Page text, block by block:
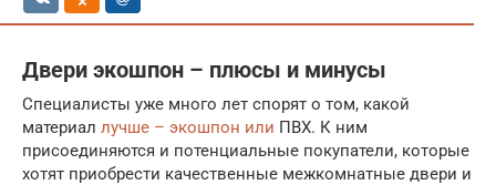
Двери экошпон – плюсы и минусы
Специалисты уже много лет спорят о том, какой
материал лучше – экошпон или ПВХ. К ним
присоединяются и потенциальные покупатели, которые
хотят приобрести качественные межкомнатные двери и